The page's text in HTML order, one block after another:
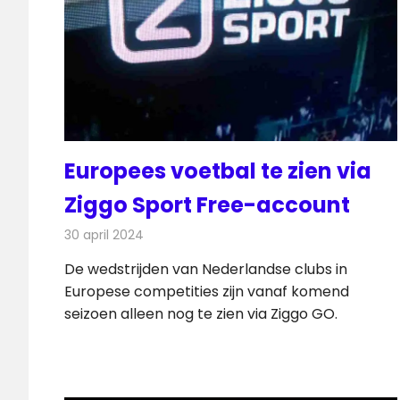
Europees voetbal te zien via
Ziggo Sport Free-account
30 april 2024
De wedstrijden van Nederlandse clubs in
Europese competities zijn vanaf komend
seizoen alleen nog te zien via Ziggo GO.